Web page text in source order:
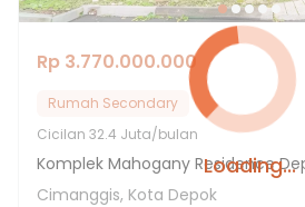
Loading...
Rp 3.770.000.000
Rumah Secondary
Cicilan 32.4 Juta/bulan
Komplek Mahogany Residence
Cimanggis, Kota Depok